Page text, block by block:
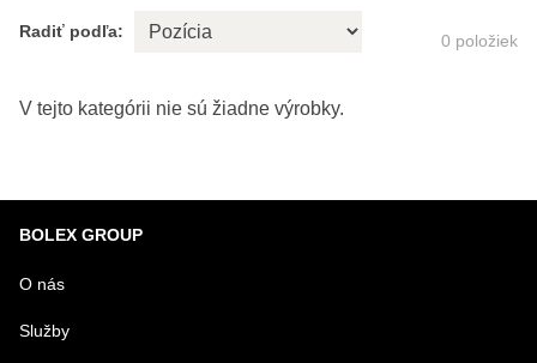
Radiť podľa: 0 položiek
BOLEX GROUP
O nás
Služby